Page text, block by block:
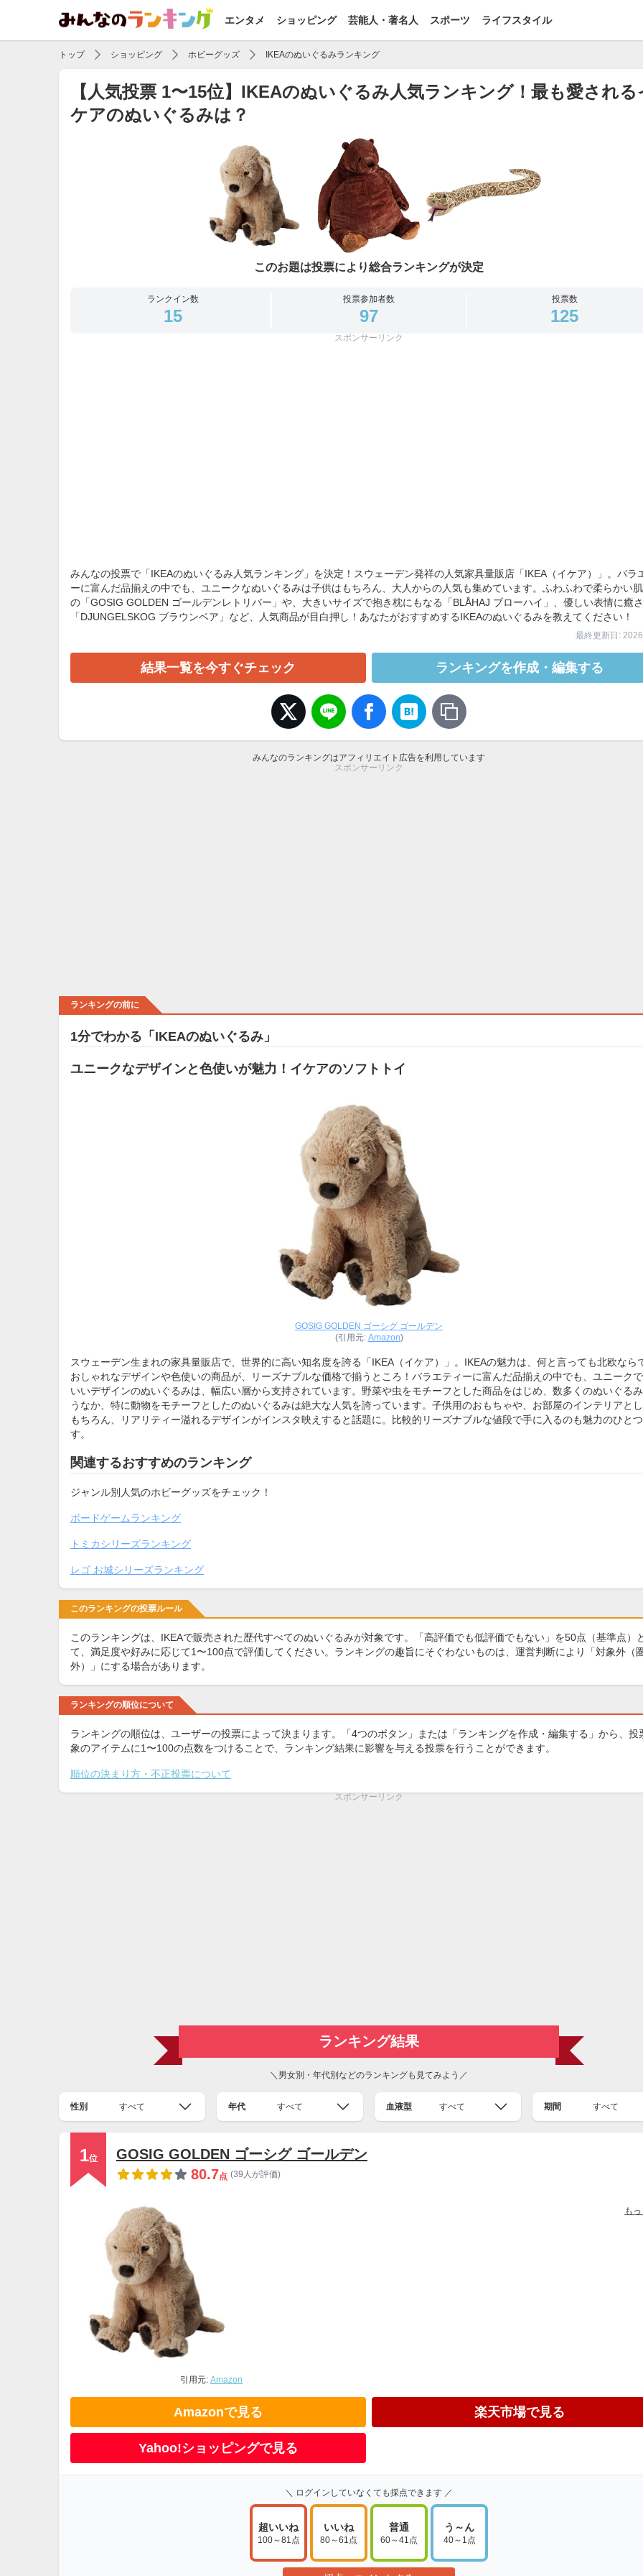
エンタメ ショッピング 芸能人・著名人 スポーツ ライフスタイル
トップ ショッピング ホビーグッズ IKEAのぬいぐるみランキング
【人気投票 1〜15位】IKEAのぬいぐるみ人気ランキング！最も愛される
ケアのぬいぐるみは？
このお題は投票により総合ランキングが決定
ランクイン数
15
投票参加者数
97
投票数
125
スポンサーリンク
みんなの投票で「IKEAのぬいぐるみ人気ランキング」を決定！スウェーデン発祥の人気家具量販店「IKEA（イケア）」。バラ
ーに富んだ品揃えの中でも、ユニークなぬいぐるみは子供はもちろん、大人からの人気も集めています。ふわふわで柔らかい
の「GOSIG GOLDEN ゴールデンレトリバー」や、大きいサイズで抱き枕にもなる「BLÅHAJ ブローハイ」、優しい表情に癒
「DJUNGELSKOG ブラウンベア」など、人気商品が目白押し！あなたがおすすめするIKEAのぬいぐるみを教えてください！
最終更新日:
結果一覧を今すぐチェック ランキングを作成・編集する
みんなのランキングはアフィリエイト広告を利用しています
スポンサーリンク
ランキングの前に
1分でわかる「IKEAのぬいぐるみ」
ユニークなデザインと色使いが魅力！イケアのソフトトイ
GOSIG GOLDEN ゴーシグ ゴールデン
(引用元: Amazon)
スウェーデン生まれの家具量販店で、世界的に高い知名度を誇る「IKEA（イケア）」。IKEAの魅力は、何と言っても北欧なら
おしゃれなデザインや色使いの商品が、リーズナブルな価格で揃うところ！バラエティーに富んだ品揃えの中でも、ユニーク
いいデザインのぬいぐるみは、幅広い層から支持されています。野菜や虫をモチーフとした商品をはじめ、数多くのぬいぐる
うなか、特に動物をモチーフとしたのぬいぐるみは絶大な人気を誇っています。子供用のおもちゃや、お部屋のインテリアと
もちろん、リアリティー溢れるデザインがインスタ映えすると話題に。比較的リーズナブルな値段で手に入るのも魅力のひと
す。
関連するおすすめのランキング
ジャンル別人気のホビーグッズをチェック！
ボードゲームランキング
トミカシリーズランキング
レゴ お城シリーズランキング
このランキングの投票ルール
このランキングは、IKEAで販売された歴代すべてのぬいぐるみが対象です。「高評価でも低評価でもない」を50点（基準点）
て、満足度や好みに応じて1〜100点で評価してください。ランキングの趣旨にそぐわないものは、運営判断により「対象外（
外）」にする場合があります。
ランキングの順位について
ランキングの順位は、ユーザーの投票によって決まります。「4つのボタン」または「ランキングを作成・編集する」から、投
象のアイテムに1〜100の点数をつけることで、ランキング結果に影響を与える投票を行うことができます。
順位の決まり方・不正投票について
スポンサーリンク
ランキング結果
＼男女別・年代別などのランキングも見てみよう／
性別 すべて 年代 すべて 血液型 すべて 期間 すべて
1位
GOSIG GOLDEN ゴーシグ ゴールデン
80.7点 (39人が評価)
引用元: Amazon
も
Amazonで見る 楽天市場で見る
Yahoo!ショッピングで見る
＼ ログインしていなくても採点できます ／
超いいね
100～81点
いいね
80～61点
普通
60～41点
う～ん
40～1点